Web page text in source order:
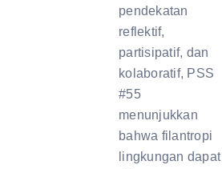
pendekatan
reflektif,
partisipatif, dan
kolaboratif, PSS
#55
menunjukkan
bahwa filantropi
lingkungan dapat